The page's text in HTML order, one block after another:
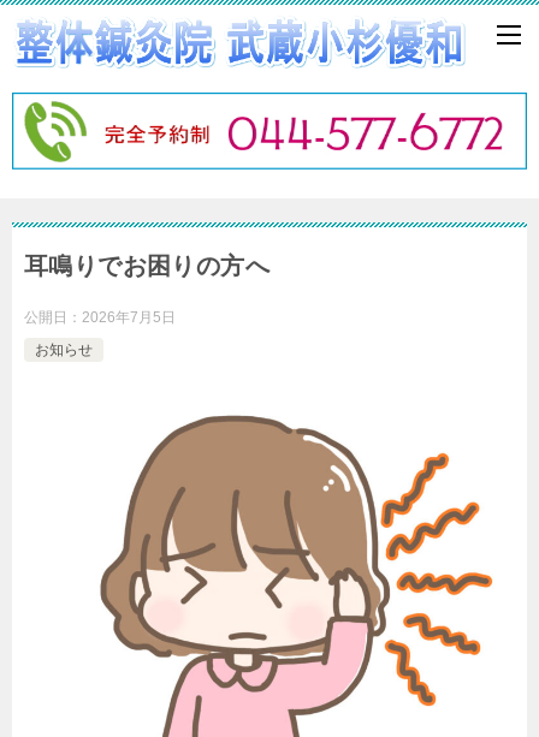
耳鳴りでお困りの方へ
公開日： 2026年7月5日
お知らせ